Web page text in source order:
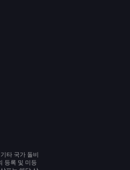
타 국가 돌비
등록 및 미등